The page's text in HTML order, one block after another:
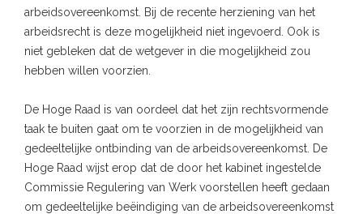
arbeidsovereenkomst. Bij de recente herziening van het
arbeidsrecht is deze mogelijkheid niet ingevoerd. Ook is
niet gebleken dat de wetgever in die mogelijkheid zou
hebben willen voorzien.
De Hoge Raad is van oordeel dat het zijn rechtsvormende
taak te buiten gaat om te voorzien in de mogelijkheid van
gedeeltelijke ontbinding van de arbeidsovereenkomst. De
Hoge Raad wijst erop dat de door het kabinet ingestelde
Commissie Regulering van Werk voorstellen heeft gedaan
om gedeeltelijke beëindiging van de arbeidsovereenkomst